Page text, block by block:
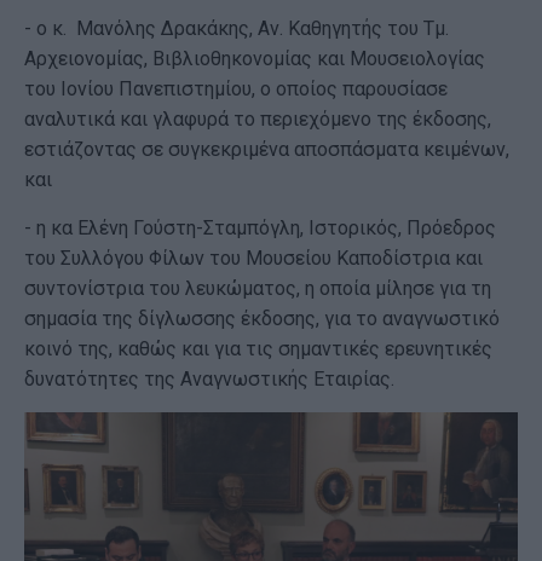
- ο κ. Μανόλης Δρακάκης, Αν. Καθηγητής του Τμ.
Αρχειονομίας, Βιβλιοθηκονομίας και Μουσειολογίας
του Ιονίου Πανεπιστημίου, ο οποίος παρουσίασε
αναλυτικά και γλαφυρά το περιεχόμενο της έκδοσης,
εστιάζοντας σε συγκεκριμένα αποσπάσματα κειμένων,
και
- η κα Ελένη Γούστη-Σταμπόγλη, Ιστορικός, Πρόεδρος
του Συλλόγου Φίλων του Μουσείου Καποδίστρια και
συντονίστρια του λευκώματος, η οποία μίλησε για τη
σημασία της δίγλωσσης έκδοσης, για το αναγνωστικό
κοινό της, καθώς και για τις σημαντικές ερευνητικές
δυνατότητες της Αναγνωστικής Εταιρίας.